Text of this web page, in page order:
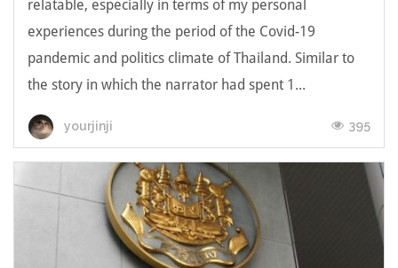
relatable, especially in terms of my personal
experiences during the period of the Covid-19
pandemic and politics climate of Thailand. Similar to
the story in which the narrator had spent 1...
yourjinji 395